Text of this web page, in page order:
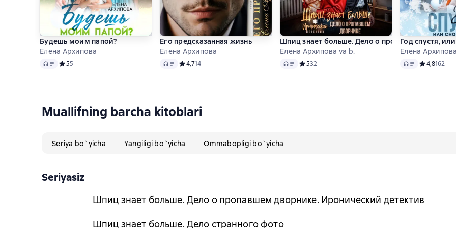
Будешь моим папой?
Елена Архипова
Audio Средний рейтинг 5 на основе 5 оценок
55
Его предсказанная жизнь
Елена Архипова
Audio Средний рейтинг 4,7 на основе 14 оценок
4,714
Шпиц знает больше. Дело о пропавшем
Елена Архипова va b.
Audio Средний рейтинг 5 на основе 32 оценок
532
Год спустя,
Елена Архипова
Audio Средний
4,8162
Muallifning barcha kitoblari
Seriya bo`yicha Yangiligi bo`yicha Ommabopligi bo`yicha
Seriyasiz
Шпиц знает больше. Дело о пропавшем дворнике. Иронический детектив
Шпиц знает больше. Дело странного фото